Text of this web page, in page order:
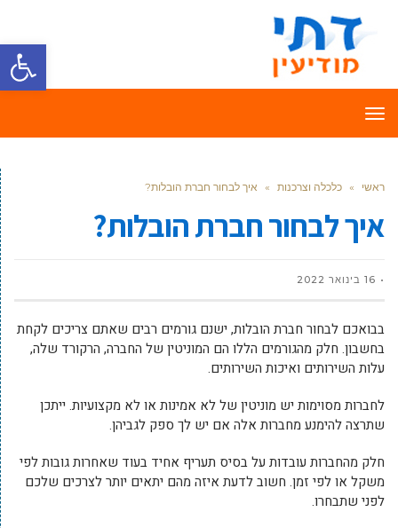
פתח
תפריט
ראשי » כלכלה וצרכנות » איך לבחור חברת הובלות?
איך לבחור חברת הובלות?
16 בינואר 2022
בבואכם לבחור חברת הובלות, ישנם גורמים רבים שאתם צריכים לקחת
בחשבון. חלק מהגורמים הללו הם המוניטין של החברה, הרקורד שלה,
עלות השירותים ואיכות השירותים.
לחברות מסוימות יש מוניטין של לא אמינות או לא מקצועיות. ייתכן
שתרצה להימנע מחברות אלה אם יש לך ספק לגביהן.
חלק מהחברות עובדות על בסיס תעריף אחיד בעוד שאחרות גובות לפי
משקל או לפי זמן. חשוב לדעת איזה מהם יתאים יותר לצרכים שלכם
לפני שתבחרו.